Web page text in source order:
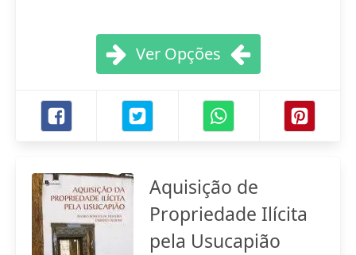
Ver Opções
Aquisição de
Propriedade Ilícita
pela Usucapião